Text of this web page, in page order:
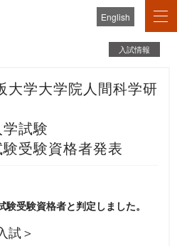
English
入試情報
大学大学院人間科学研
試験
験受験資格者発表
受験資格者と判定しました。
試＞